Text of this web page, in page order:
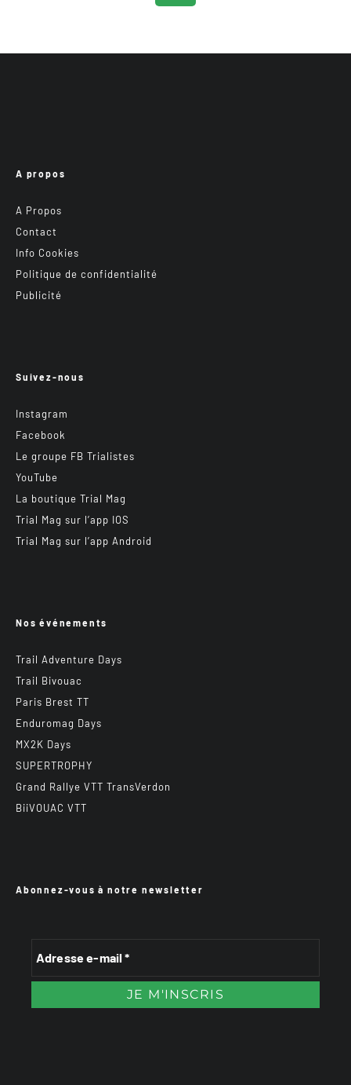
A propos
A Propos
Contact
Info Cookies
Politique de confidentialité
Publicité
Suivez-nous
Instagram
Facebook
Le groupe FB Trialistes
YouTube
La boutique Trial Mag
Trial Mag sur l’app IOS
Trial Mag sur l’app Android
Nos événements
Trail Adventure Days
Trail Bivouac
Paris Brest TT
Enduromag Days
MX2K Days
SUPERTROPHY
Grand Rallye VTT TransVerdon
BiiVOUAC VTT
Abonnez-vous à notre newsletter